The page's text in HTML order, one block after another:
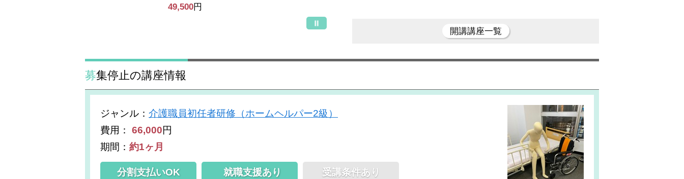
49,500円
開講講座一覧
募集停止の講座情報
ジャンル ： 介護職員初任者研修（ホームヘルパー2級）
費用： 66,000円
期間： 約1ヶ月
分割支払いOK 就職支援あり 受講条件あり